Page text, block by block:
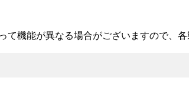
機能が異なる場合がございますので、各